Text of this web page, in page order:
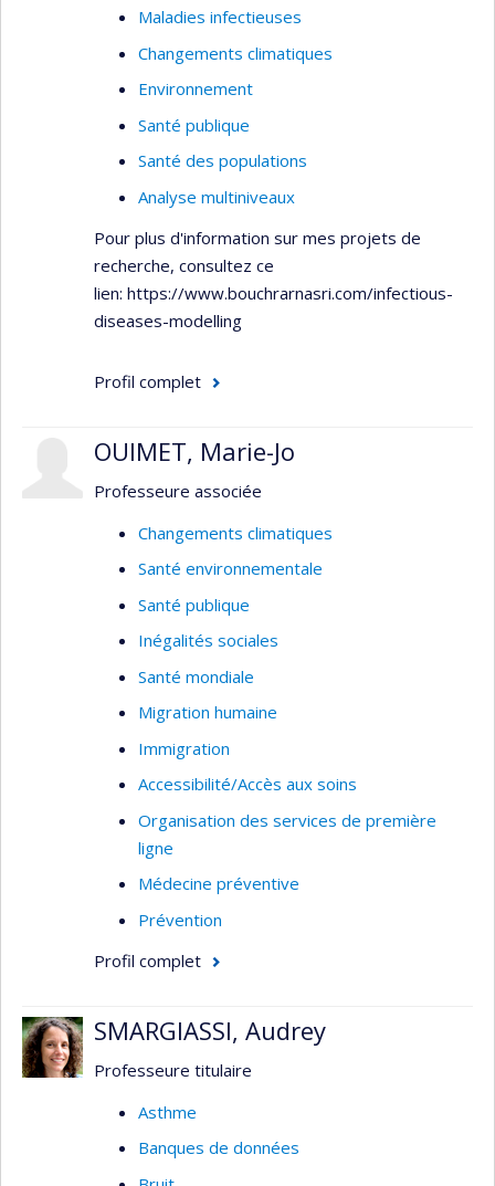
santé
Recherche qualitative
Étude de cas
Méthodes mixtes
Mobilisation et échange des connaissances
Asie du sud
Asie du sud-est
Canada
Maladies infectieuses
Changements climatiques
Environnement
Santé publique
Santé des populations
Analyse multiniveaux
Pour plus d'information sur mes projets de
recherche, consultez ce
lien: https://www.bouchrarnasri.com/infectious-
diseases-modelling
Profil complet
OUIMET, Marie-Jo
Professeure associée
Changements climatiques
Santé environnementale
Santé publique
Inégalités sociales
Santé mondiale
Migration humaine
Immigration
Accessibilité/Accès aux soins
Organisation des services de première
ligne
Médecine préventive
Prévention
Profil complet
SMARGIASSI, Audrey
Professeure titulaire
Asthme
Banques de données